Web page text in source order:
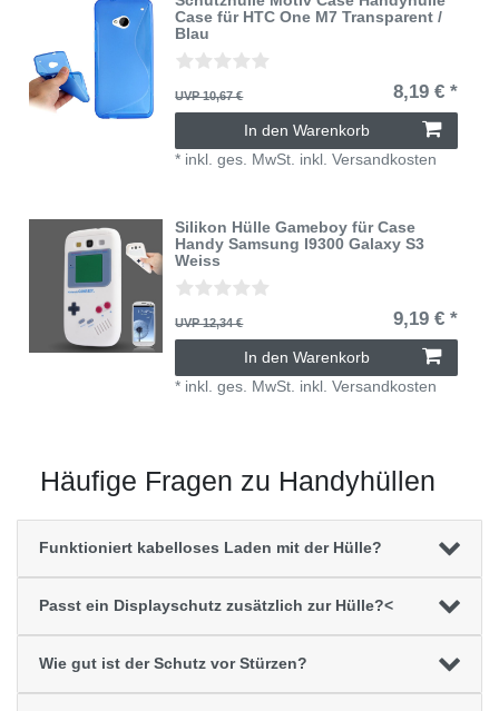
Case für HTC One M7 Transparent /
Blau
UVP 10,67 € 8,19 € *
In den Warenkorb
* inkl. ges. MwSt. inkl.Versandkosten
Silikon Hülle Gameboy für Case
Handy Samsung I9300 Galaxy S3
Weiss
UVP 12,34 € 9,19 € *
In den Warenkorb
* inkl. ges. MwSt. inkl.Versandkosten
Häufige Fragen zu Handyhüllen
Funktioniert kabelloses Laden mit der Hülle?
Passt ein Displayschutz zusätzlich zur Hülle?<
Wie gut ist der Schutz vor Stürzen?